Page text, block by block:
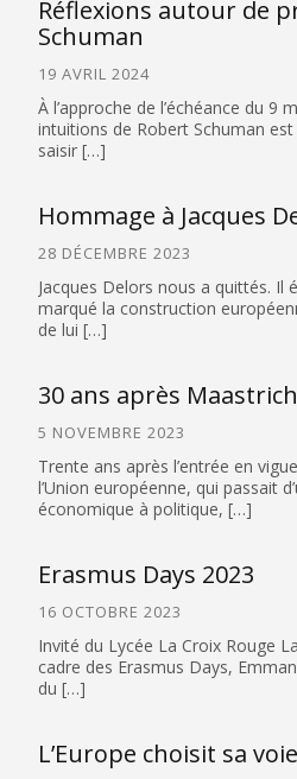
Réflexions autour de
Schuman
19 AVRIL 2024
À l’approche de l’échéance du 9
intuitions de Robert Schuman
saisir […]
Hommage à Jacques
28 DÉCEMBRE 2023
Jacques Delors nous a quittés. Il
marqué la construction
de lui […]
30 ans après
5 NOVEMBRE 2023
Trente ans après l’entrée en
l’Union européenne, qui passait
économique à politique, […]
Erasmus Days 2023
16 OCTOBRE 2023
Invité du Lycée La Croix Rouge
cadre des Erasmus Days,
du […]
L’Europe choisit sa voie